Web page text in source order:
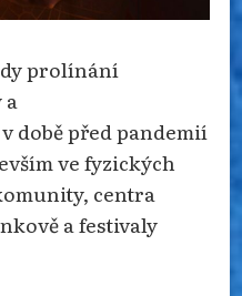
prolínání
době před pandemií
ve fyzických
centra
a festivaly